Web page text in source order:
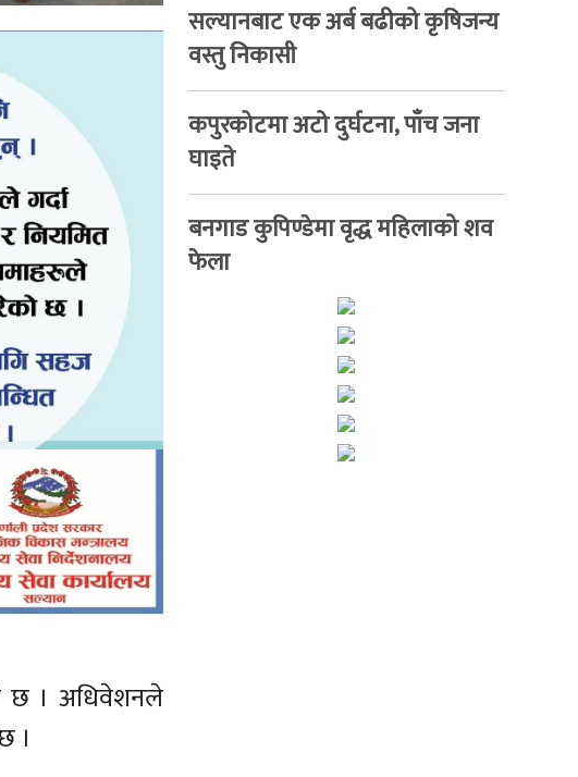
छ । अधिवेशनले
।
सल्यानबाट एक अर्ब बढीको कृषिजन्य
वस्तु निकासी
कपुरकोटमा अटो दुर्घटना, पाँच जना
घाइते
बनगाड कुपिण्डेमा वृद्ध महिलाको शव
फेला